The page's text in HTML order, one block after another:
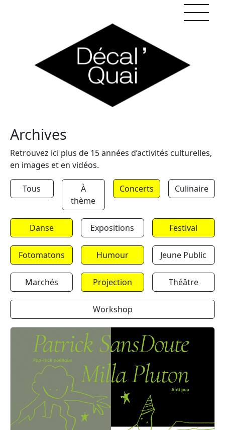
Archives
Retrouvez ici plus de 15 années d’activités culturelles,
en images et en vidéos.
Tous
À
thème
Concerts Culinaire
Danse Expositions Festival
Fotomatons Humour Jeune Public
Marchés Projection Théâtre
Workshop